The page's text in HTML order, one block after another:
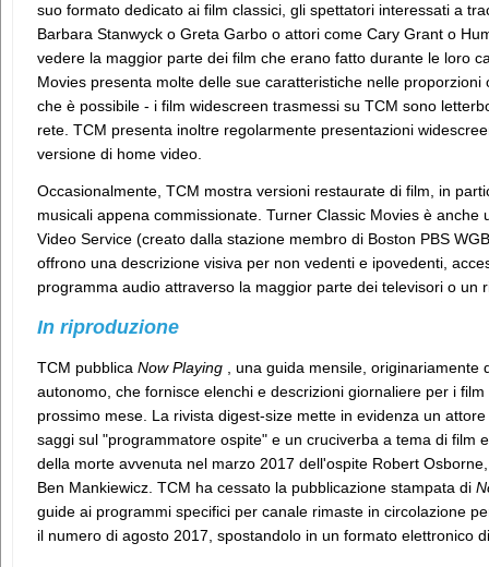
suo formato dedicato ai film classici, gli spettatori interessati a
Barbara Stanwyck o Greta Garbo o attori come Cary Grant o
vedere la maggior parte dei film che erano fatto durante le loro
Movies presenta molte delle sue caratteristiche nelle
che è possibile - i film widescreen trasmessi su TCM sono
rete. TCM presenta inoltre regolarmente presentazioni
versione di home video.
Occasionalmente, TCM mostra versioni restaurate di film, in
musicali appena commissionate. Turner Classic Movies è
Video Service (creato dalla stazione membro di Boston PBS
offrono una descrizione visiva per non vedenti e ipovedenti,
programma audio attraverso la maggior parte dei televisori o un
In riproduzione
TCM pubblica Now Playing , una guida mensile,
autonomo, che fornisce elenchi e descrizioni giornaliere per i
prossimo mese. La rivista digest-size mette in evidenza un
saggi sul "programmatore ospite" e un cruciverba a tema di film
della morte avvenuta nel marzo 2017 dell'ospite Robert
Ben Mankiewicz. TCM ha cessato la pubblicazione stampata di
guide ai programmi specifici per canale rimaste in circolazione
il numero di agosto 2017, spostandolo in un formato elettronico